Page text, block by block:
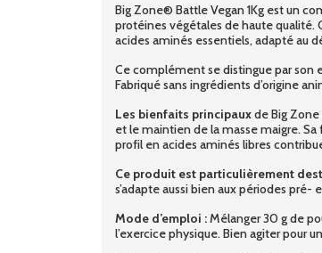
Big Zone® Battle Vegan 1Kg est un
protéines végétales de haute
acides aminés essentiels, adapté au
Ce complément se distingue par son
Fabriqué sans ingrédients d’origine
Les bienfaits principauxde Big
et le maintien de la masse maigre.
profil en acides aminés libres
Ce produit est particulièrement
s’adapte aussi bien aux périodes
Mode d’emploi :Mélanger 30 g de
l’exercice physique. Bien agiter pour